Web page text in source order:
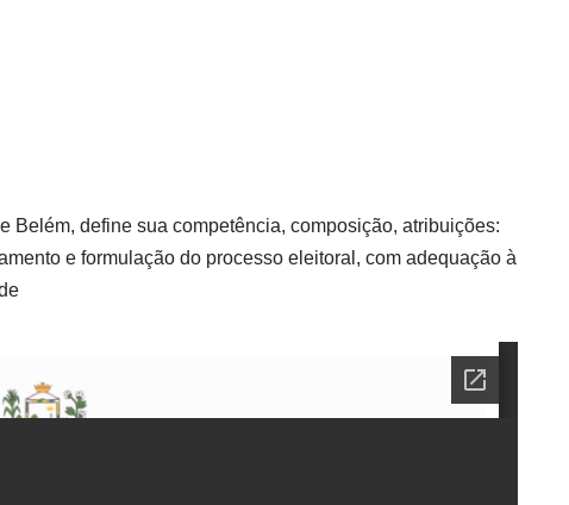
Belém, define sua competência, composição, atribuições:
e formulação do processo eleitoral, com adequação à